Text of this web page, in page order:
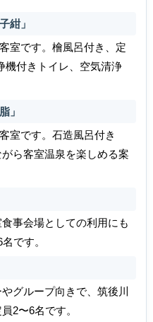
紺」
室です。檜風呂付き、定
機付きトイレ、空気清浄
」
室です。石造風呂付き
ら客室温泉を楽しめる案
事会場としての利用にも
です。
グループ向きで、筑後川
2〜6名です。